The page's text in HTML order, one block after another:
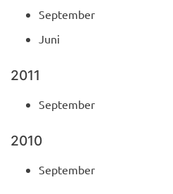
September
Juni
2011
September
2010
September